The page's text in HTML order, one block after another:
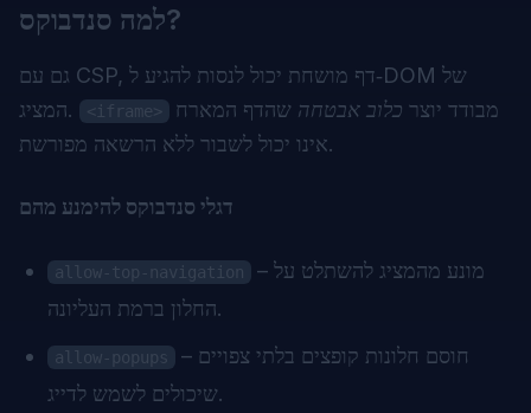
למה סנדבוקס?
גם עם CSP, דף מושחת יכול לנסות להגיע ל‑DOM של
המציג.
<iframe> מבודד יוצר כלוב אבטחה שהדף המארח
אינו יכול לשבור ללא הרשאה מפורשת.
דגלי סנדבוקס להימנע מהם
allow-top-navigation
– מונע מהמציג להשתלט על
החלון ברמת העליונה.
allow-popups
– חוסם חלונות קופצים בלתי צפויים
שיכולים לשמש לדייג.